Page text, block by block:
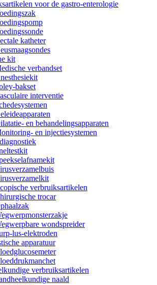
voor de gastro-enterologie
katheter
kit
verbandset
bakset
interventie
en behandelingsapparaten
en injectiesystemen
verbruiksartikelen
trocar
wondspreider
lus-elektroden
apparatuur
verbruiksartikelen
naald